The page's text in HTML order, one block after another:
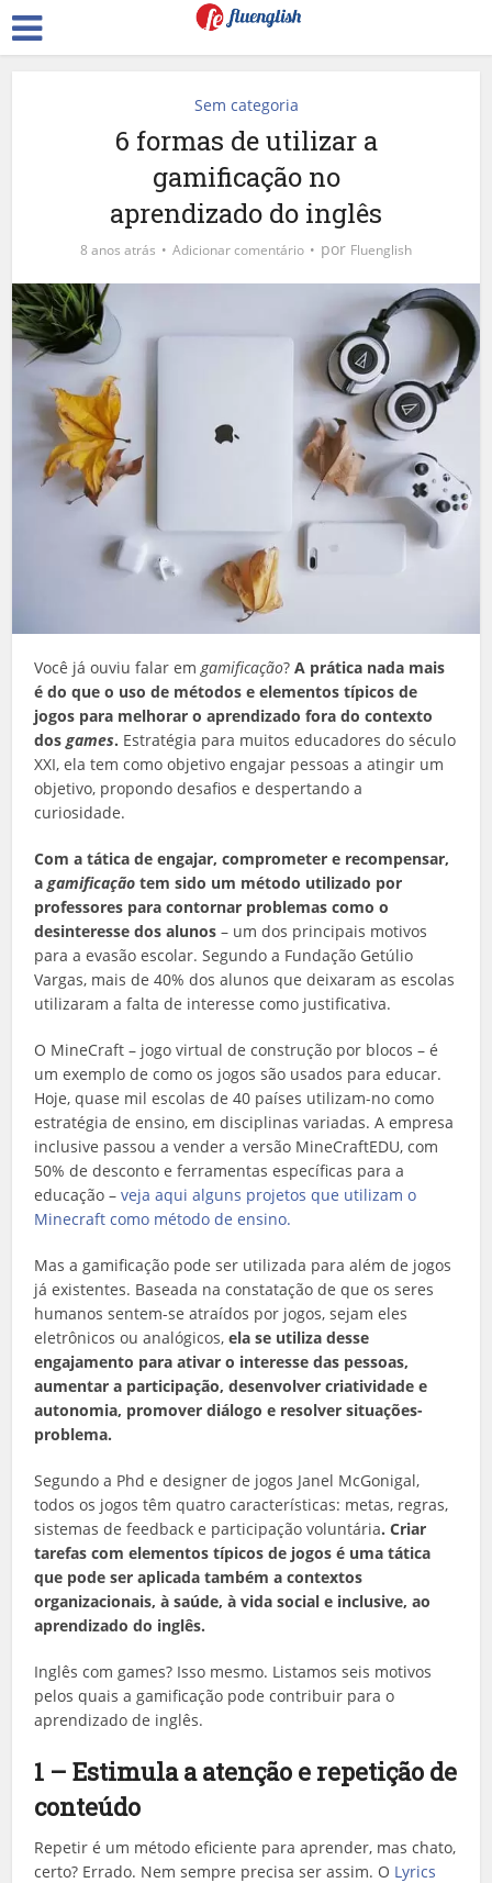
Sem categoria
6 formas de utilizar a
gamificação no
aprendizado do inglês
8 anos atrás Adicionar comentário por Fluenglish
Você já ouviu falar emgamificação?A prática nada mais
é do que o uso de métodos e elementos típicos de
jogos para melhorar o aprendizado fora do contexto
dosgames. Estratégia para muitos educadores do século
XXI, ela tem como objetivo engajar pessoas a atingir um
objetivo, propondo desafios e despertando a
curiosidade.
Com a tática de engajar, comprometer e recompensar,
agamificação tem sido um método utilizado por
professores para contornar problemas como o
desinteresse dos alunos – um dos principais motivos
para a evasão escolar. Segundo a Fundação Getúlio
Vargas, mais de 40% dos alunos que deixaram as escolas
utilizaram a falta de interesse como justificativa.
O MineCraft – jogo virtual de construção por blocos – é
um exemplo de como os jogos são usados para educar.
Hoje, quase mil escolas de 40 países utilizam-no como
estratégia de ensino, em disciplinas variadas. A empresa
inclusive passou a vender a versão MineCraftEDU, com
50% de desconto e ferramentas específicas para a
educação –veja aqui alguns projetos que utilizam o
Minecraft como método de ensino.
Mas a gamificação pode ser utilizada para além de jogos
já existentes. Baseada na constatação de que os seres
humanos sentem-se atraídos por jogos, sejam eles
eletrônicos ou analógicos,ela se utiliza desse
engajamento para ativar o interesse das pessoas,
aumentar a participação, desenvolver criatividade e
autonomia, promover diálogo e resolver situações-
problema.
Segundo a Phd e designer de jogos Janel McGonigal,
todos os jogos têm quatro características: metas, regras,
sistemas de feedback e participação voluntária. Criar
tarefas com elementos típicos de jogos é uma tática
que pode ser aplicada também a contextos
organizacionais, à saúde, à vida social e inclusive, ao
aprendizado do inglês.
Inglês com games? Isso mesmo. Listamos seis motivos
pelos quais a gamificação pode contribuir para o
aprendizado de inglês.
1 – Estimula a atenção e repetição de
conteúdo
Repetir é um método eficiente para aprender, mas chato,
certo? Errado. Nem sempre precisa ser assim. O Lyrics